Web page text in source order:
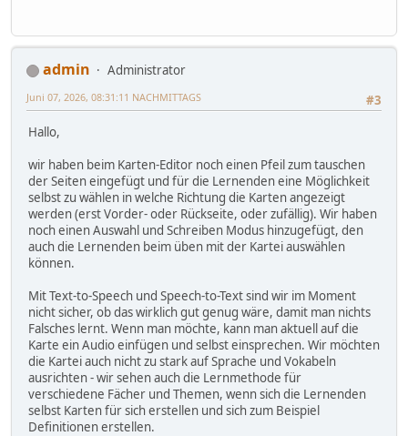
admin
Administrator
#3
Juni 07, 2026, 08:31:11 NACHMITTAGS
Hallo,
wir haben beim Karten-Editor noch einen Pfeil zum tauschen
der Seiten eingefügt und für die Lernenden eine Möglichkeit
selbst zu wählen in welche Richtung die Karten angezeigt
werden (erst Vorder- oder Rückseite, oder zufällig). Wir haben
noch einen Auswahl und Schreiben Modus hinzugefügt, den
auch die Lernenden beim üben mit der Kartei auswählen
können.
Mit Text-to-Speech und Speech-to-Text sind wir im Moment
nicht sicher, ob das wirklich gut genug wäre, damit man nichts
Falsches lernt. Wenn man möchte, kann man aktuell auf die
Karte ein Audio einfügen und selbst einsprechen. Wir möchten
die Kartei auch nicht zu stark auf Sprache und Vokabeln
ausrichten - wir sehen auch die Lernmethode für
verschiedene Fächer und Themen, wenn sich die Lernenden
selbst Karten für sich erstellen und sich zum Beispiel
Definitionen erstellen.